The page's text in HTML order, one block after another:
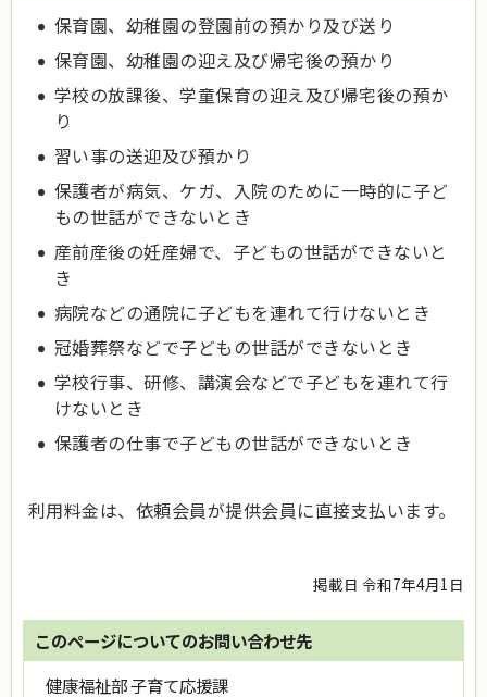
保育園、幼稚園の登園前の預かり及び送り
保育園、幼稚園の迎え及び帰宅後の預かり
学校の放課後、学童保育の迎え及び帰宅後の預か
り
習い事の送迎及び預かり
保護者が病気、ケガ、入院のために一時的に子ど
もの世話ができないとき
産前産後の妊産婦で、子どもの世話ができないと
き
病院などの通院に子どもを連れて行けないとき
冠婚葬祭などで子どもの世話ができないとき
学校行事、研修、講演会などで子どもを連れて行
けないとき
保護者の仕事で子どもの世話ができないとき
利用料金は、依頼会員が提供会員に直接支払います。
掲載日 令和7年4月1日
このページについてのお問い合わせ先
健康福祉部 子育て応援課